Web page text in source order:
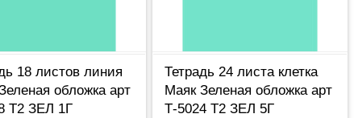
18 листов линия
обложка арт
Т2 ЗЕЛ 1Г
Тетрадь 24 листа клетка
Маяк Зеленая обложка арт
Т-5024 Т2 ЗЕЛ 5Г